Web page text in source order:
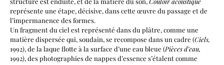
représente une étape, décisive, dans cette œuvre du passage et de
l’impermanence des formes.
Un fragment du ciel est représenté dans du plâtre, comme une
matière dispersée qui, soudain, se recompose dans un cadre (Ciels,
1992), de la laque flotte à la surface d’une eau bleue (Pièces d’eau,
1992), des photographies de nappes d’essence s’étalent comme